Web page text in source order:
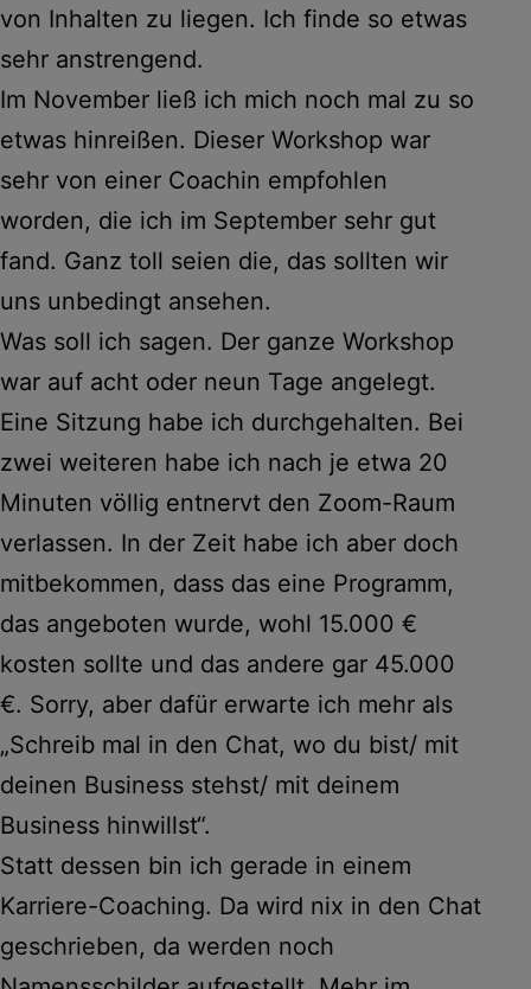
von Inhalten zu liegen. Ich finde so etwas
sehr anstrengend.
Im November ließ ich mich noch mal zu so
etwas hinreißen. Dieser Workshop war
sehr von einer Coachin empfohlen
worden, die ich im September sehr gut
fand. Ganz toll seien die, das sollten wir
uns unbedingt ansehen.
Was soll ich sagen. Der ganze Workshop
war auf acht oder neun Tage angelegt.
Eine Sitzung habe ich durchgehalten. Bei
zwei weiteren habe ich nach je etwa 20
Minuten völlig entnervt den Zoom-Raum
verlassen. In der Zeit habe ich aber doch
mitbekommen, dass das eine Programm,
das angeboten wurde, wohl 15.000 €
kosten sollte und das andere gar 45.000
€. Sorry, aber dafür erwarte ich mehr als
„Schreib mal in den Chat, wo du bist/ mit
deinen Business stehst/ mit deinem
Business hinwillst“.
Statt dessen bin ich gerade in einem
Karriere-Coaching. Da wird nix in den Chat
geschrieben, da werden noch